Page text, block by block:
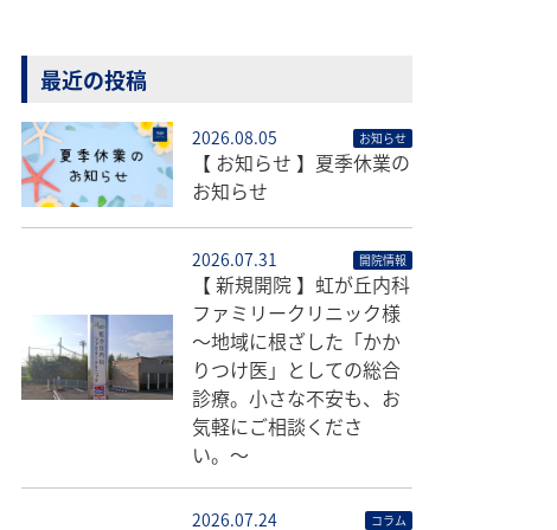
最近の投稿
2026.08.05 お知らせ
【 お知らせ 】夏季休業の
お知らせ
2026.07.31 開院情報
【 新規開院 】虹が丘内科
ファミリークリニック様
〜地域に根ざした「かか
りつけ医」としての総合
診療。小さな不安も、お
気軽にご相談くださ
い。〜
2026.07.24 コラム